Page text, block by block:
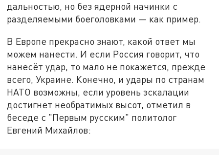
дальностью, но без ядерной начинки с
разделяемыми боеголовками — как пример.
В Европе прекрасно знают, какой ответ мы
можем нанести. И если Россия говорит, что
нанесёт удар, то мало не покажется, прежде
всего, Украине. Конечно, и удары по странам
НАТО возможны, если уровень эскалации
достигнет необратимых высот, отметил в
беседе с "Первым русским" политолог
Евгений Михайлов: